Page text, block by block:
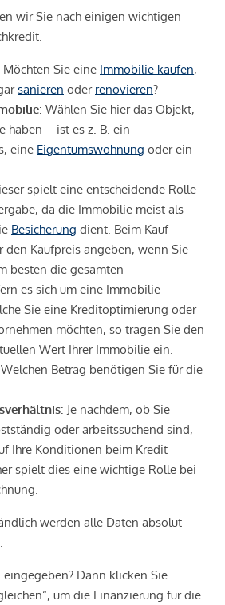
wir Sie nach einigen wichtigen
Möchten Sie eine Immobilie kaufen,
sanieren oder renovieren?
: Wählen Sie hier das Objekt,
haben – ist es z. B. ein
eine Eigentumswohnung oder ein
spielt eine entscheidende Rolle
da die Immobilie meist als
Besicherung dient. Beim Kauf
den Kaufpreis angeben, wenn Sie
besten die gesamten
es sich um eine Immobilie
Sie eine Kreditoptimierung oder
möchten, so tragen Sie den
Wert Ihrer Immobilie ein.
Betrag benötigen Sie für die
: Je nachdem, ob Sie
oder arbeitssuchend sind,
Ihre Konditionen beim Kredit
spielt dies eine wichtige Rolle bei
werden alle Daten absolut
Dann klicken Sie
um die Finanzierung für die